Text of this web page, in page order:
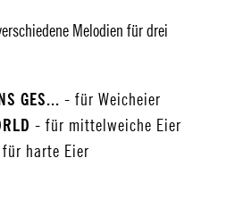
Melodien für drei
GES... - für Weicheier
- für mittelweiche Eier
harte Eier